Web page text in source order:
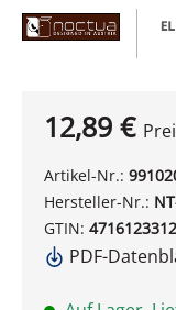
12,89 €
Artikel-Nr.:
Hersteller-Nr.:
GTIN:
PDF-